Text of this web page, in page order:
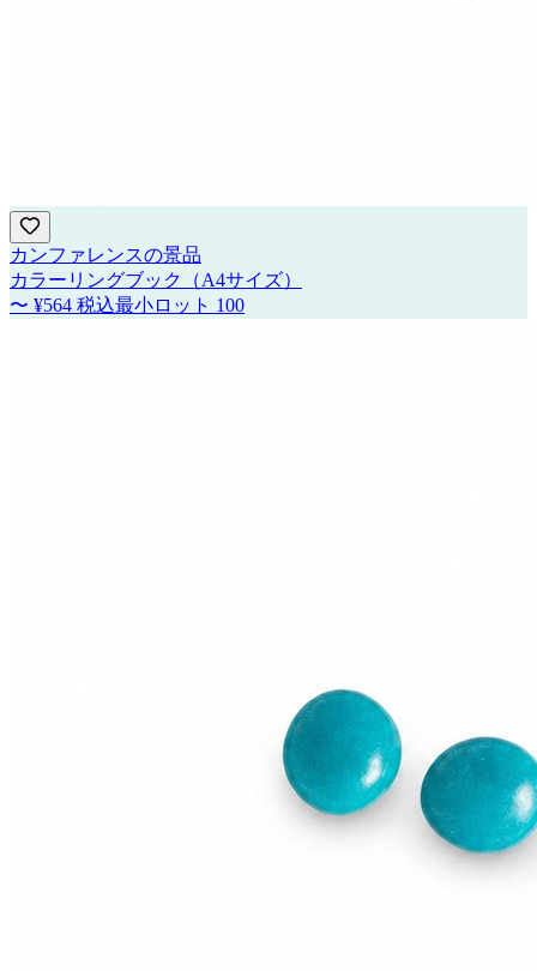
カンファレンスの景品
カラーリングブック（A4サイズ）
〜 ¥564 税込最小ロット 100